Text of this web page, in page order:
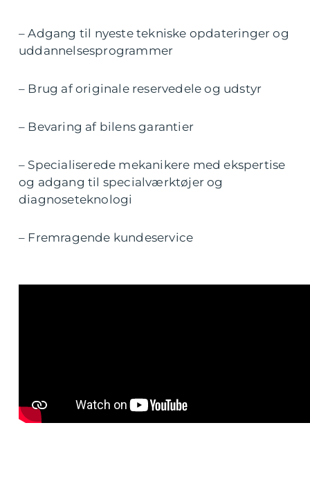
– Adgang til nyeste tekniske opdateringer og
uddannelsesprogrammer
– Brug af originale reservedele og udstyr
– Bevaring af bilens garantier
– Specialiserede mekanikere med ekspertise
og adgang til specialværktøjer og
diagnoseteknologi
– Fremragende kundeservice